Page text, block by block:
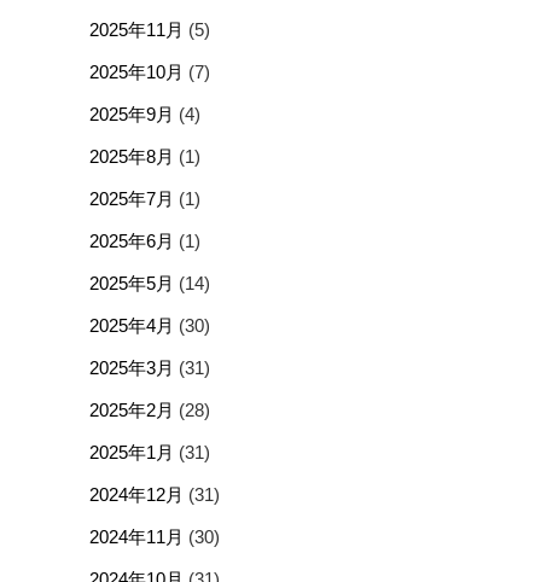
2025年11月 (5)
2025年10月 (7)
2025年9月 (4)
2025年8月 (1)
2025年7月 (1)
2025年6月 (1)
2025年5月 (14)
2025年4月 (30)
2025年3月 (31)
2025年2月 (28)
2025年1月 (31)
2024年12月 (31)
2024年11月 (30)